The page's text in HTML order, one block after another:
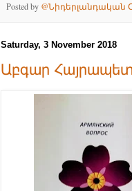
Posted by @Նիդերլանդական
Saturday, 3 November 2018
Աբգար